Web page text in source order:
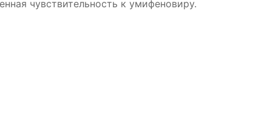
чувствительность к умифеновиру.